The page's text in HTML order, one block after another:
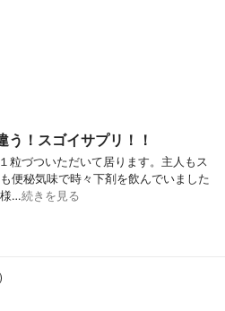
！スゴイサプリ！！
粒づついただいて居ります。主人もス
便秘気味で時々下剤を飲んでいました
…続きを見る